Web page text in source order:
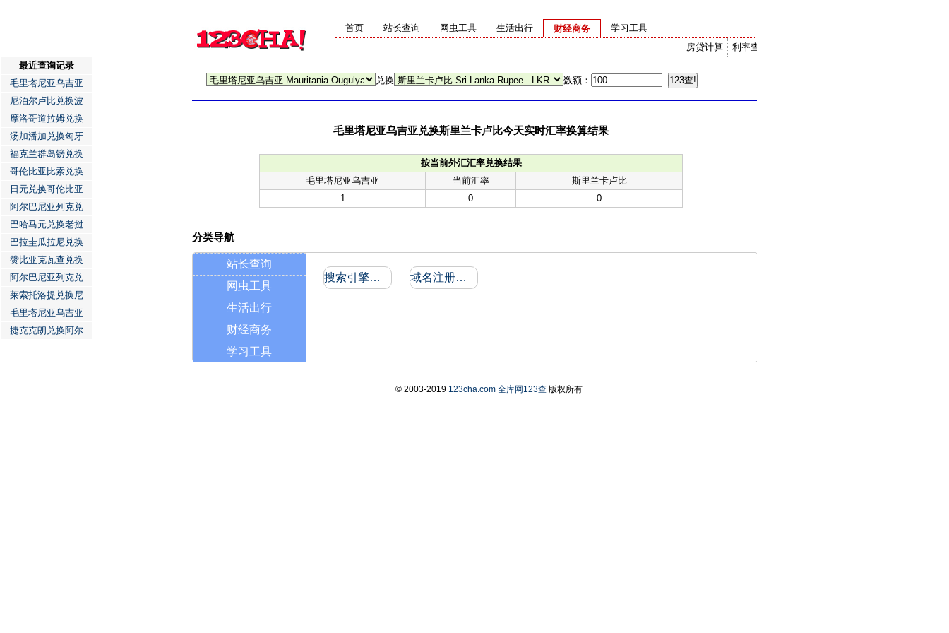
首页 站长查询 网虫工具 生活出行
财经商务
利率查询
房贷计算
学习工具
兑换 数额：
毛里塔尼亚乌吉亚兑换斯里兰卡卢比今天实时汇率换算结果
按当前外汇汇率兑换结果
毛里塔尼亚乌吉亚
当前汇率
斯里兰卡卢比
1
0 0
最近查询记录
毛里塔尼亚乌吉亚
尼泊尔卢比兑换波
摩洛哥道拉姆兑换
汤加潘加兑换匈牙
福克兰群岛镑兑换
哥伦比亚比索兑换
日元兑换哥伦比亚
阿尔巴尼亚列克兑
巴哈马元兑换老挝
巴拉圭瓜拉尼兑换
赞比亚克瓦查兑换
阿尔巴尼亚列克兑
莱索托洛提兑换尼
毛里塔尼亚乌吉亚
捷克克朗兑换阿尔
分类导航
站长查询
网虫工具
生活出行
财经商务
学习工具
搜索引擎收录和反向链接 域名注册信息
© 2003-2019 123cha.com 全库网123查版权所有